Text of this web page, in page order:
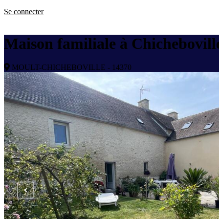
Se connecter
Maison familiale à
MOULT-CHICHEBOVILLE - 14370